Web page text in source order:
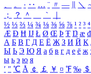
、
。 · ‥ … ¨ 〃 ― ＼
；
？ ＾ ｀
½ ⅓ ⅔ ¼ ¾ ⅛ ⅜ ⅝ ⅞ ¹ ² ³ ⁴
Æ Ð Ħ Ĳ Ł Ø Œ Þ Ŧ Ŋ æ đ
А Б В Г Д Е Ё Ж З И Й К
Ы Ь Э Ю Я а б в г д е ё ж
ы ь э ю я
′ ″ ℃ Å ￠ ￡ ￥ ¤ ℉ ‰ ＄